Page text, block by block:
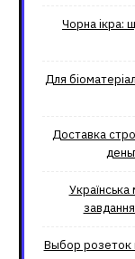
Чорна ікра:
Для
Доставка
Выбор розеток